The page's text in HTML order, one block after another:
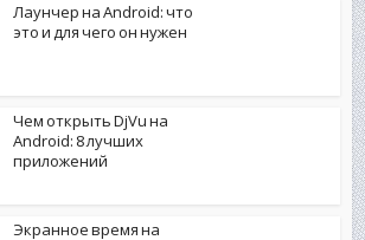
Лаунчер на Android: что
это и для чего он нужен
Чем открыть DjVu на
Android: 8 лучших
приложений
Экранное время на